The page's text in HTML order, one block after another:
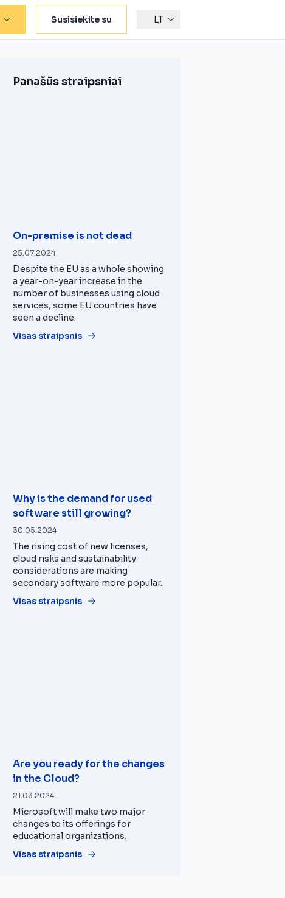
Susisiekite su LT
Panašūs straipsniai
On-premise is not dead
25.07.2024
Despite the EU as a whole showing
a year-on-year increase in the
number of businesses using cloud
services, some EU countries have
seen a decline.
Visas straipsnis
Why is the demand for used
software still growing?
30.05.2024
The rising cost of new licenses,
cloud risks and sustainability
considerations are making
secondary software more popular.
Visas straipsnis
Are you ready for the changes
in the Cloud?
21.03.2024
Microsoft will make two major
changes to its offerings for
educational organizations.
Visas straipsnis